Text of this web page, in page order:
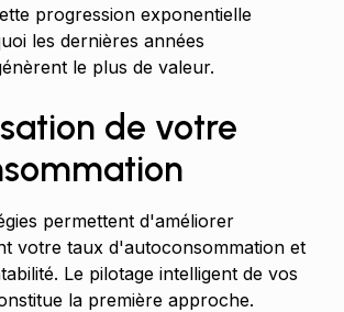
progression exponentielle
les dernières années
le plus de valeur.
de votre
permettent d'améliorer
votre taux d'autoconsommation et
Le pilotage intelligent de vos
la première approche.